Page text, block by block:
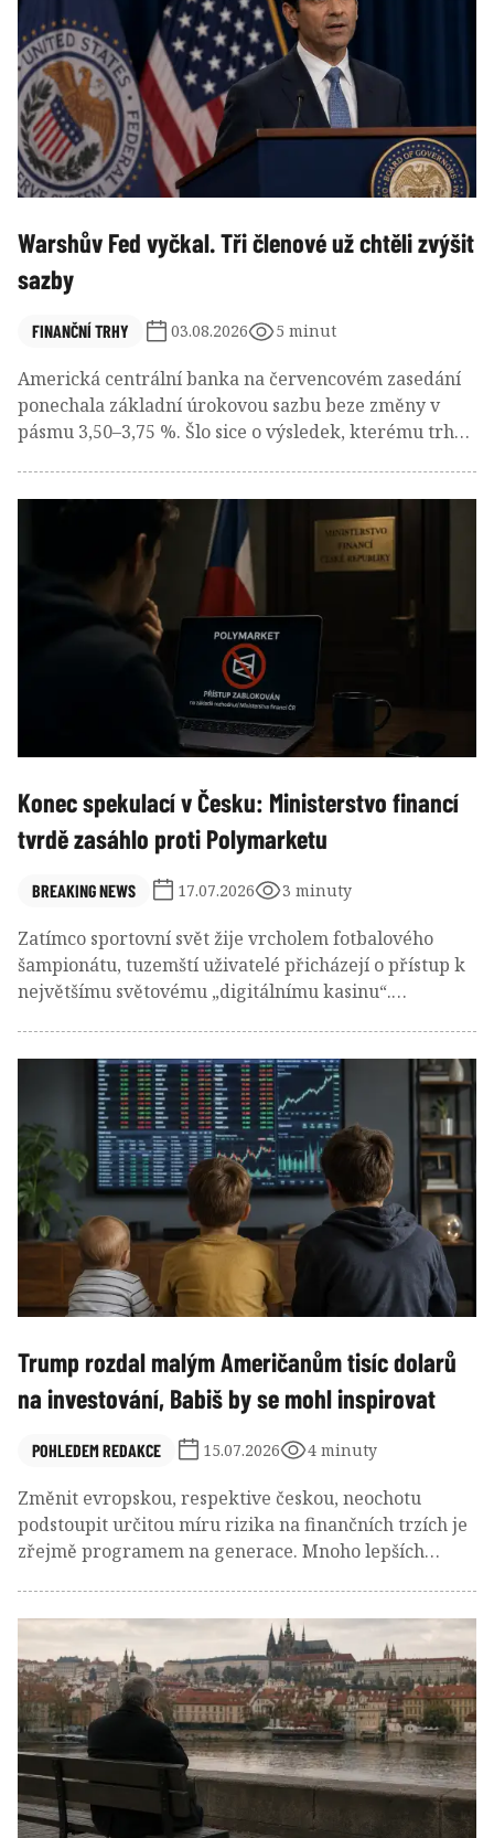
Warshův Fed vyčkal. Tři členové už chtěli zvýšit
sazby
FINANČNÍ TRHY 03.08.2026 5 minut
Americká centrální banka na červencovém zasedání
ponechala základní úrokovou sazbu beze změny v
pásmu 3,50–3,75 %. Šlo sice o výsledek, kterému trh
nepůsobilo jako předem daná formalita. Investoři
současně oceňovali nezanedbatelnou možnost zvýšení
sazeb a do jednání vstupovali s mírou nejistoty, která
byla v posledních letech před zasedáními Fedu spíše
výjimečná.
Konec spekulací v Česku: Ministerstvo financí
tvrdě zasáhlo proti Polymarketu
BREAKING NEWS 17.07.2026 3 minuty
Zatímco sportovní svět žije vrcholem fotbalového
šampionátu, tuzemští uživatelé přicházejí o přístup k
největšímu světovému „digitálnímu kasinu“.
Trump rozdal malým Američanům tisíc dolarů
na investování, Babiš by se mohl inspirovat
POHLEDEM REDAKCE 15.07.2026 4 minuty
Změnit evropskou, respektive českou, neochotu
podstoupit určitou míru rizika na finančních trzích je
zřejmě programem na generace. Mnoho lepších
portfolia asi neexistuje.